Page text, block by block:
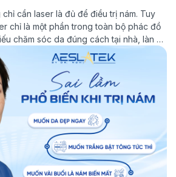
cần laser là đủ để điều trị nám. Tuy
chỉ là một phần trong toàn bộ phác đồ
chăm sóc da đúng cách tại nhà, làn da
nguy cơ nám tái phát vẫn […]